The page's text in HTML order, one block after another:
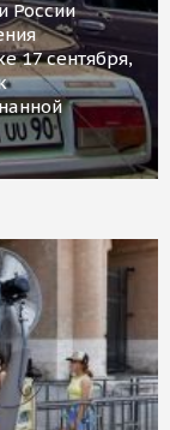
России
17 сентября,